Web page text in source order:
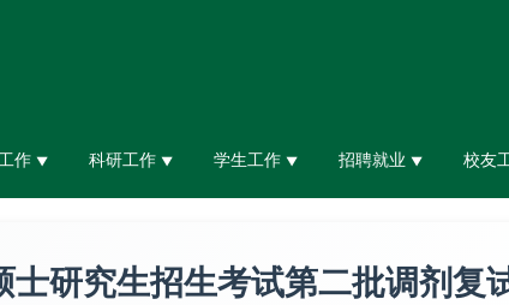
作 ▼ 科研工作 ▼ 学生工作 ▼ 招聘就业 ▼ 校友
研究生招生考试第二批调剂复